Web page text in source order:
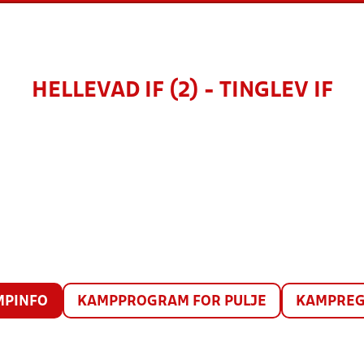
HELLEVAD IF (2) - TINGLEV IF
KAMPPROGRAM FOR PULJE